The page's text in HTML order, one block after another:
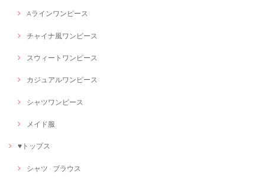
Aラインワンピース
チャイナ風ワンピース
スウィートワンピース
カジュアルワンピース
シャツワンピース
メイド服
♥トップス
シャツ · ブラウス